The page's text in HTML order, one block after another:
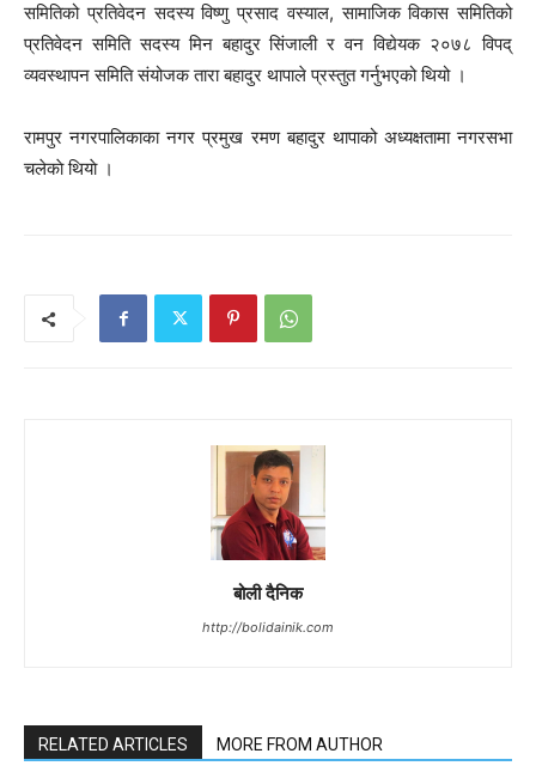
समितिको प्रतिवेदन सदस्य विष्णु प्रसाद वस्याल, सामाजिक विकास समितिको
प्रतिवेदन समिति सदस्य मिन बहादुर सिंजाली र वन विद्येयक २०७८ विपद्
व्यवस्थापन समिति संयोजक तारा बहादुर थापाले प्रस्तुत गर्नुभएको थियो ।
रामपुर नगरपालिकाका नगर प्रमुख रमण बहादुर थापाको अध्यक्षतामा नगरसभा
चलेकाे थियाे ।
बोली दैनिक
http://bolidainik.com
RELATED ARTICLES MORE FROM AUTHOR